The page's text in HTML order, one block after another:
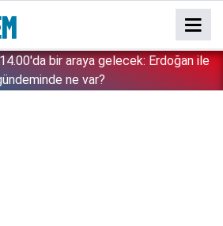
bir araya gelecek: Erdoğan ile
ne var?